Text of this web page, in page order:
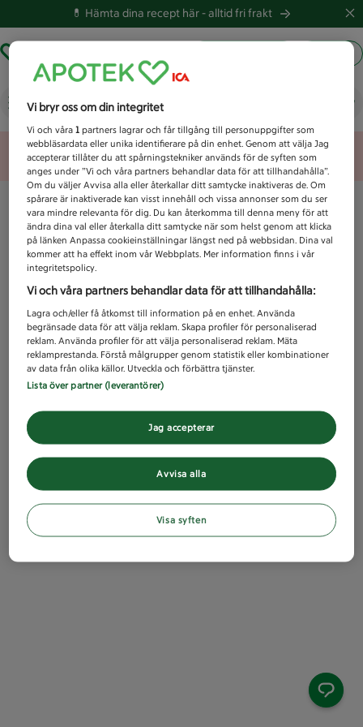
💊 Hämta dina recept här -alltid fri frakt
Vad letar du efter idag?
Unknown error
Vi bryr oss om din integritet
Vi och våra1 partners lagrar och får tillgång till personuppgifter som
webbläsardata eller unika identifierare på din enhet. Genom att välja Jag
accepterar tillåter du att spårningstekniker används för de syften som
anges under ”Vi och våra partners behandlar data för att tillhandahålla”.
Om du väljer Avvisa alla eller återkallar ditt samtycke inaktiveras de. Om
spårare är inaktiverade kan visst innehåll och vissa annonser som du ser
vara mindre relevanta för dig. Du kan återkomma till denna meny för att
ändra dina val eller återkalla ditt samtycke när som helst genom att klicka
på länken Anpassa cookieinställningar längst ned på webbsidan. Dina val
kommer att ha effekt inom vår Webbplats. Mer information finns i vår
integritetspolicy.
Vi och våra partners behandlar data för att tillhandahålla:
Lagra och/eller få åtkomst till information på en enhet. Använda
begränsade data för att välja reklam. Skapa profiler för personaliserad
reklam. Använda profiler för att välja personaliserad reklam. Mäta
reklamprestanda. Förstå målgrupper genom statistik eller kombinationer
av data från olika källor. Utveckla och förbättra tjänster.
Lista över partner (leverantörer)
Avvisa alla
Jag accepterar
Visa syften